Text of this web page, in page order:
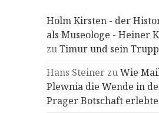
Holm Kirsten - der
als Museologe - Heiner
zuTimur und sein Trupp
Hans Steiner zuWie
Plewnia die Wende in
Prager Botschaft erlebte